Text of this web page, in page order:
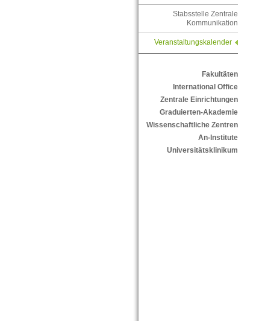
Stabsstelle Zentrale
Kommunikation
Veranstaltungskalender
Fakultäten
International Office
Zentrale Einrichtungen
Graduierten-Akademie
Wissenschaftliche Zentren
An-Institute
Universitätsklinikum